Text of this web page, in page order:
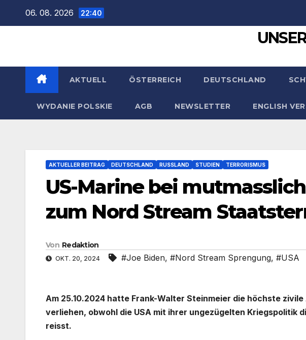
06. 08. 2026 22:40
AKTUELL ÖSTERREICH DEUTSCHLAND
WYDANIE POLSKIE AGB NEWSLETTER ENGLISH
AKTUELLER BEITRAG DEUTSCHLAND RUSSLAND STUDIEN TERRORISMUS
US-Marine bei
zum Nord Stream
Von Redaktion
OKT. 20, 2024 #Joe Biden, #Nord Stream Sprengung, #USA
Am 25.10.2024 hatte Frank-Walter Steinmeier die höchste zivile
verliehen, obwohl die USA mit ihrer ungezügelten Kriegspolitik
reisst.